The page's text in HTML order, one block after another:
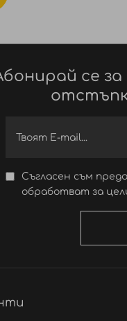
се
Съгласен съм
обработват за